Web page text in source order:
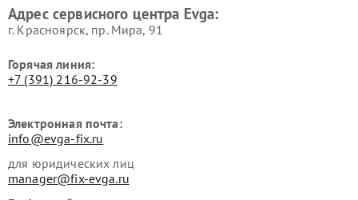
Адрес сервисного центра Evga:
г. Красноярск, ​пр. Мира, 91
Горячая линия:
+7 (391) 216-92-39
Электронная почта:
info@evga-fix.ru
для юридических лиц
manager@fix-evga.ru